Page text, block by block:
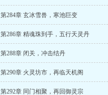
第284章 玄冰雪兽，寒池巨变
第286章 精魂珠到手，五行天灵丹
第288章 闭关，冲击结丹
第290章 火灵坊市，再临天机阁
第292章 同门相聚，再回御灵宗